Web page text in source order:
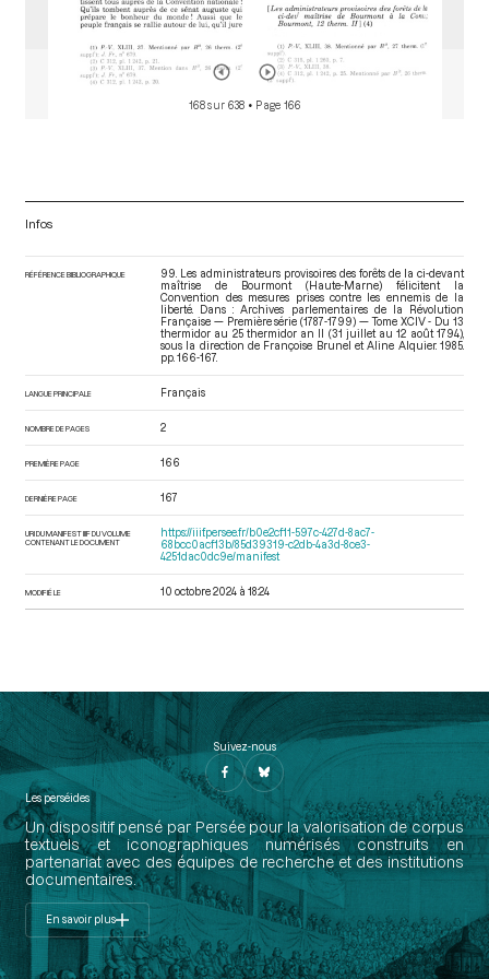
168 sur 638 • Page 166
Infos
RÉFÉRENCE BIBLIOGRAPHIQUE
99. Les administrateurs provisoires des forêts de la ci-devant
maîtrise de Bourmont (Haute-Marne) félicitent la
Convention des mesures prises contre les ennemis de la
liberté. Dans : Archives parlementaires de la Révolution
Française — Première série (1787-1799) — Tome XCIV - Du 13
thermidor au 25 thermidor an II (31 juillet au 12 août 1794),
sous la direction de Françoise Brunel et Aline Alquier. 1985.
pp. 166-167.
LANGUE PRINCIPALE Français
NOMBRE DE PAGES 2
PREMIÈRE PAGE 166
DERNIÈRE PAGE 167
URI DU MANIFEST IIIF DU VOLUME
CONTENANT LE DOCUMENT
https://iiif.persee.fr/b0e2cf11-597c-427d-8ac7-
68bcc0acf13b/85d39319-c2db-4a3d-8ce3-
4251dac0dc9e/manifest
MODIFIÉ LE 10 octobre 2024 à 18:24
Suivez-nous
Les perséides
Un dispositif pensé par Persée pour la valorisation de corpus
textuels et iconographiques numérisés construits en
partenariat avec des équipes de recherche et des institutions
documentaires.
En savoir plus